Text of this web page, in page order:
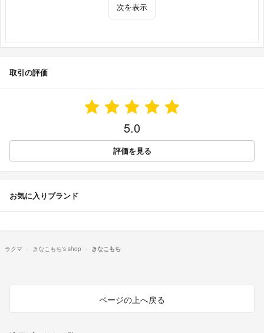
次を表示
取引の評価
5.0
評価を見る
お気に入りブランド
ラクマ きなこもち's shop きなこもち
ページの上へ戻る